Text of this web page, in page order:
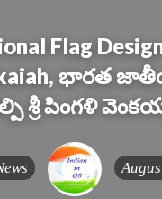
Flag
భారత
శ్రీ పింగళి